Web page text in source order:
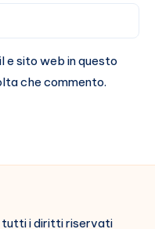
e sito web in questo
che commento.
i diritti riservati